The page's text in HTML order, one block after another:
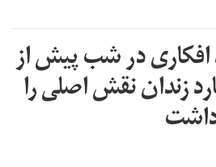
افکاری در شب پیش از
زندان نقش اصلی را